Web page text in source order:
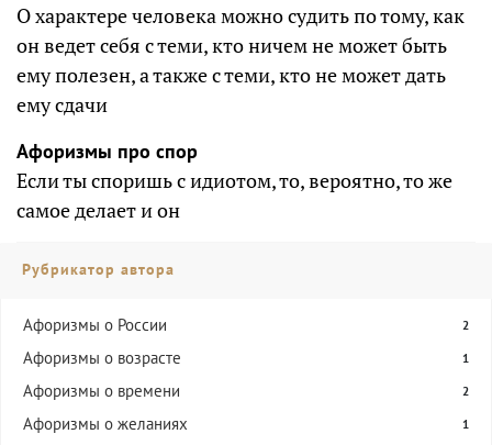
О характере человека можно судить по тому, как
он ведет себя с теми, кто ничем не может быть
ему полезен, а также с теми, кто не может дать
ему сдачи
Афоризмы про спор
Если ты споришь с идиотом, то, вероятно, то же
самое делает и он
Рубрикатор автора
Афоризмы о России 2
Афоризмы о возрасте 1
Афоризмы о времени 2
Афоризмы о желаниях 1